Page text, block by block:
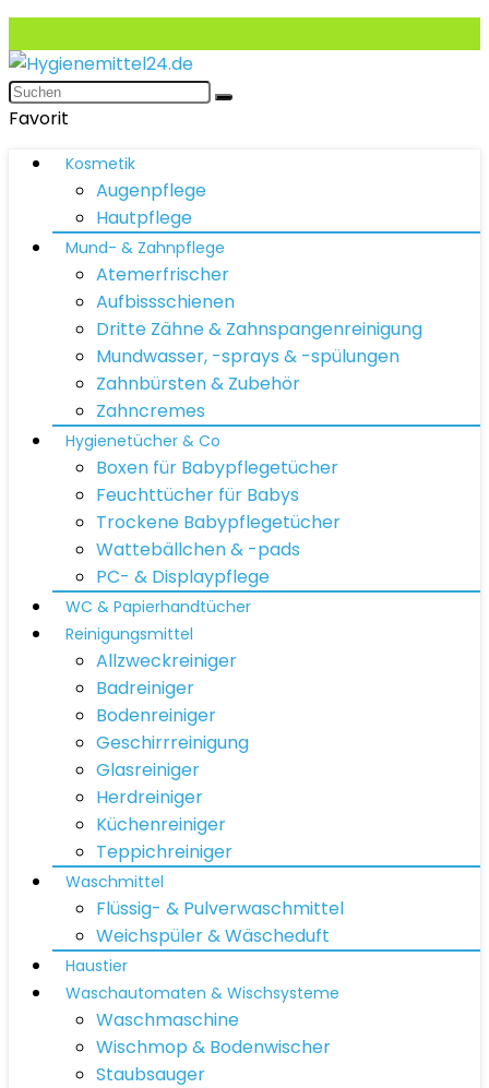
Favorit
Kosmetik
Augenpflege
Hautpflege
Mund- & Zahnpflege
Atemerfrischer
Aufbissschienen
Dritte Zähne & Zahnspangenreinigung
Mundwasser, -sprays & -spülungen
Zahnbürsten & Zubehör
Zahncremes
Hygienetücher & Co
Boxen für Babypflegetücher
Feuchttücher für Babys
Trockene Babypflegetücher
Wattebällchen & -pads
PC- & Displaypflege
WC & Papierhandtücher
Reinigungsmittel
Allzweckreiniger
Badreiniger
Bodenreiniger
Geschirrreinigung
Glasreiniger
Herdreiniger
Küchenreiniger
Teppichreiniger
Waschmittel
Flüssig- & Pulverwaschmittel
Weichspüler & Wäscheduft
Haustier
Waschautomaten & Wischsysteme
Waschmaschine
Wischmop & Bodenwischer
Staubsauger